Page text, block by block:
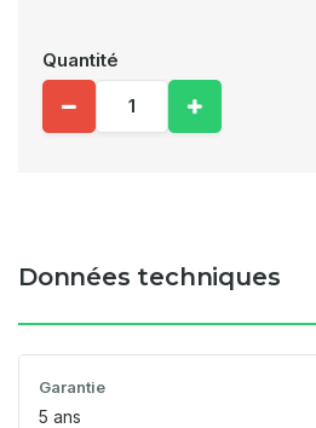
Quantité
Données techniques
Garantie
5 ans